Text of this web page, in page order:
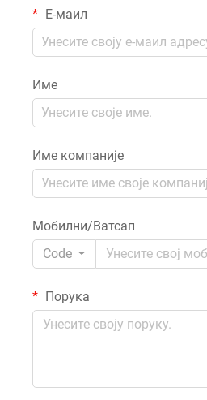
Е-маил
Име
Име компаније
Мобилни/Ватсап
Code
Порука